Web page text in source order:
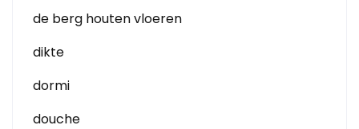
de berg houten vloeren
dikte
dormi
douche